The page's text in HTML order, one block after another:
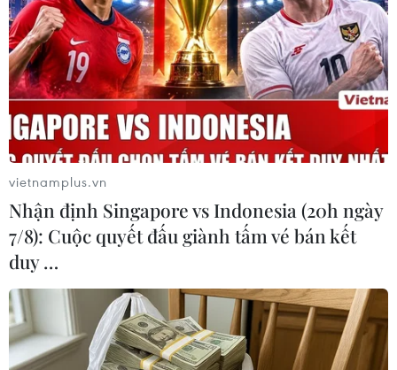
Lịch thi đấu và trực tiếp lượt về bán kết
Champions League
03/05/2022 09:07
Villarreal và Real Madrid liệu có ngược dòng thành
vietnamplus.vn
Nhận định Singapore vs Indonesia (20h ngày
7/8): Cuộc quyết đấu giành tấm vé bán kết
duy …